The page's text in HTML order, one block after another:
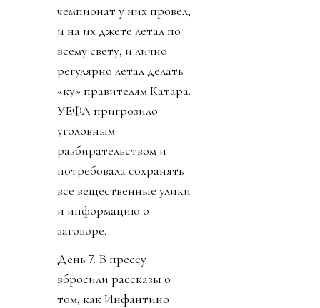
чемпионат у них провел,
и на их джете летал по
всему свету, и лично
регулярно летал делать
«ку» правителям Катара.
УЕФА пригрозило
уголовным
разбирательством и
потребовала сохранять
все вещественные улики
и информацию о
заговоре.
День 7. В прессу
вбросили рассказы о
том, как Инфантино